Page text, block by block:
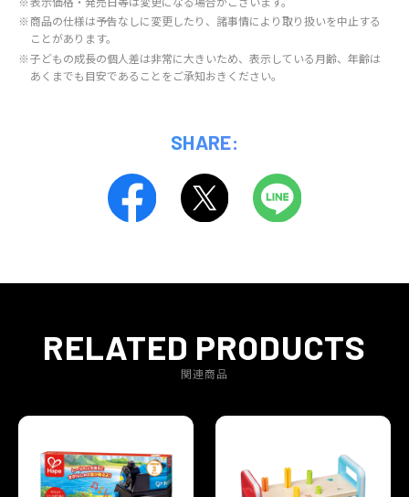
※商品の仕様は予告なしに変更したり、諸事情により取り扱いを中止する
ことがあります。
※子どもの成長の個人差は非常に大きいため、表示している月齢、年齢は
あくまでも目安であることをご承知おきください。
SHARE:
RELATED PRODUCTS
関連商品